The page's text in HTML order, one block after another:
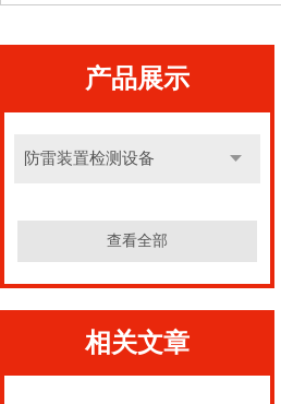
产品展示
防雷装置检测设备
查看全部
相关文章